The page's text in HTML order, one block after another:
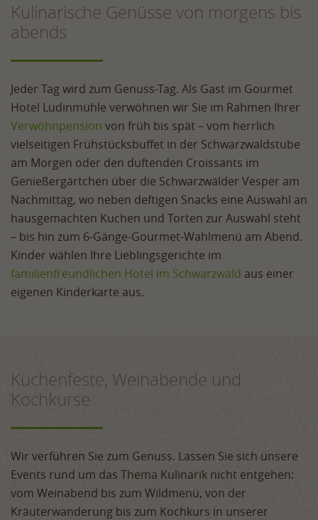
Kulinarische Genüsse von morgens bis
abends
Jeder Tag wird zum Genuss-Tag. Als Gast im Gourmet
Hotel Ludinmühle verwöhnen wir Sie im Rahmen Ihrer
Verwöhnpension von früh bis spät – vom herrlich
vielseitigen Frühstücksbuffet in der Schwarzwaldstube
am Morgen oder den duftenden Croissants im
Genießergärtchen über die Schwarzwälder Vesper am
Nachmittag, wo neben deftigen Snacks eine Auswahl an
hausgemachten Kuchen und Torten zur Auswahl steht
– bis hin zum 6-Gänge-Gourmet-Wahlmenü am Abend.
Kinder wählen Ihre Lieblingsgerichte im
familienfreundlichen Hotel im Schwarzwald aus einer
eigenen Kinderkarte aus.
Küchenfeste, Weinabende und
Kochkurse
Wir verführen Sie zum Genuss. Lassen Sie sich unsere
Events rund um das Thema Kulinarik nicht entgehen:
vom Weinabend bis zum Wildmenü, von der
Kräuterwanderung bis zum Kochkurs in unserer